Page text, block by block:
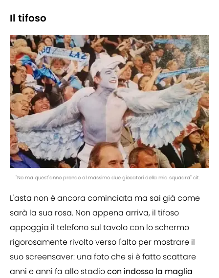
Il tifoso
"No ma quest'anno prendo al massimo due giocatori della mia squadra" cit.
L'asta non è ancora cominciata ma sai già come
sarà la sua rosa. Non appena arriva, il tifoso
appoggia il telefono sul tavolo con lo schermo
rigorosamente rivolto verso l'alto per mostrare il
suo screensaver: una foto che si è fatto scattare
anni e anni fa allo stadiocon indosso la maglia